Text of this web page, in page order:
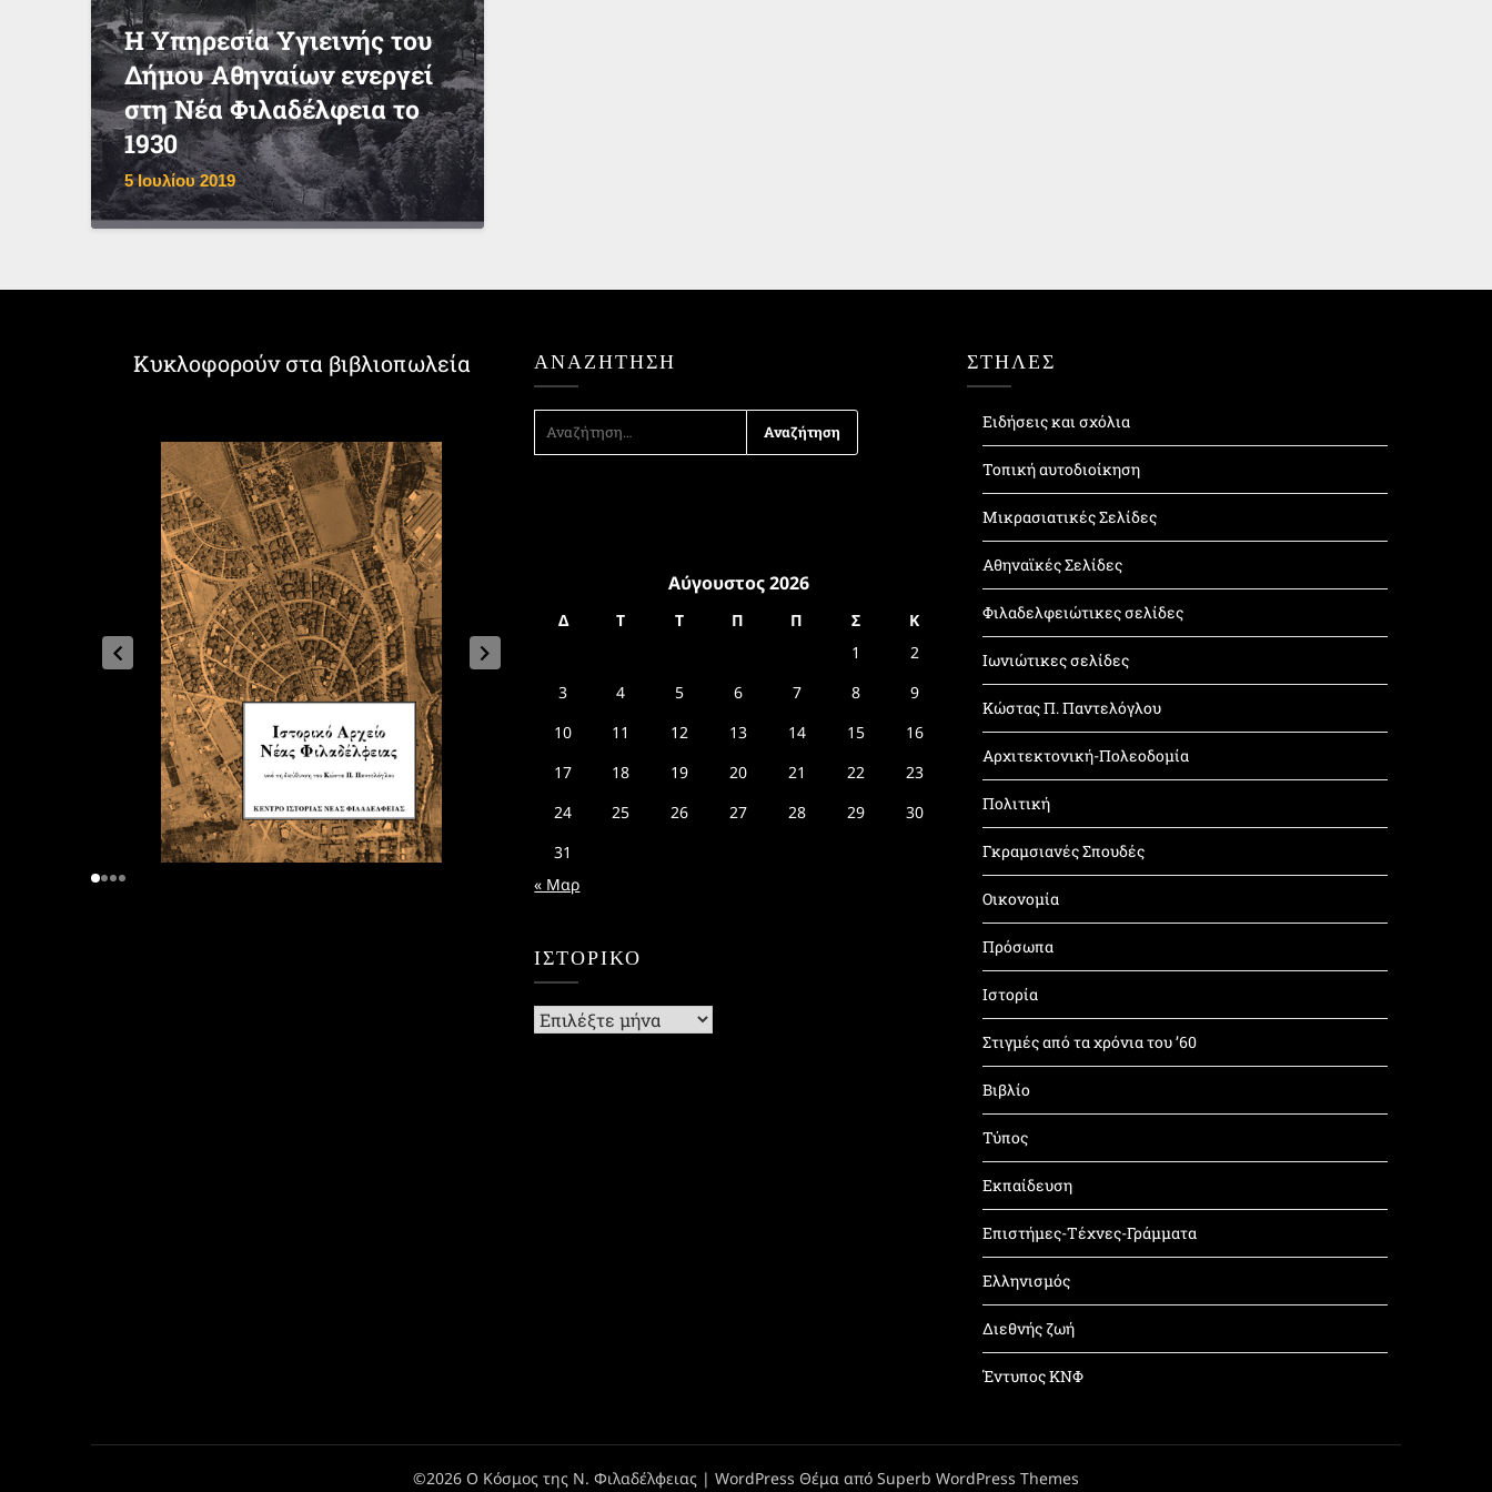
Η Υπηρεσία Υγιεινής του
Δήμου Αθηναίων ενεργεί
στη Νέα Φιλαδέλφεια το
1930
5 Ιουλίου 2019
Κυκλοφορούν στα βιβλιοπωλεία ΑΝΑΖΉΤΗΣΗ
ΓΙΑ:
Αύγουστος 2026
Δ Τ Τ Π Π Σ
Κ
1
2
3
4 5 6 7 8
9
10
11 12 13 14 15
16
17
18 19 20 21 22
23
24
25 26 27 28 29
30
31
« Μαρ
ΙΣΤΟΡΙΚΌ
Ιστορικό
ΣΤΗΛΕΣ
Ειδήσεις και σχόλια
Τοπική αυτοδιοίκηση
Μικρασιατικές Σελίδες
Αθηναϊκές Σελίδες
Φιλαδελφειώτικες σελίδες
Ιωνιώτικες σελίδες
Κώστας Π. Παντελόγλου
Αρχιτεκτονική-Πολεοδομία
Πολιτική
Γκραμσιανές Σπουδές
Οικονομία
Πρόσωπα
Ιστορία
Στιγμές από τα χρόνια του ’60
Βιβλίο
Τύπος
Εκπαίδευση
Επιστήμες-Τέχνες-Γράμματα
Ελληνισμός
Διεθνής ζωή
Έντυπος ΚΝΦ
©2026 Ο Κόσμος της Ν. Φιλαδέλφειας | WordPress Θέμα από Superb WordPress Themes